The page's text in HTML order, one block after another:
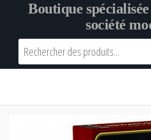
Boutique
société